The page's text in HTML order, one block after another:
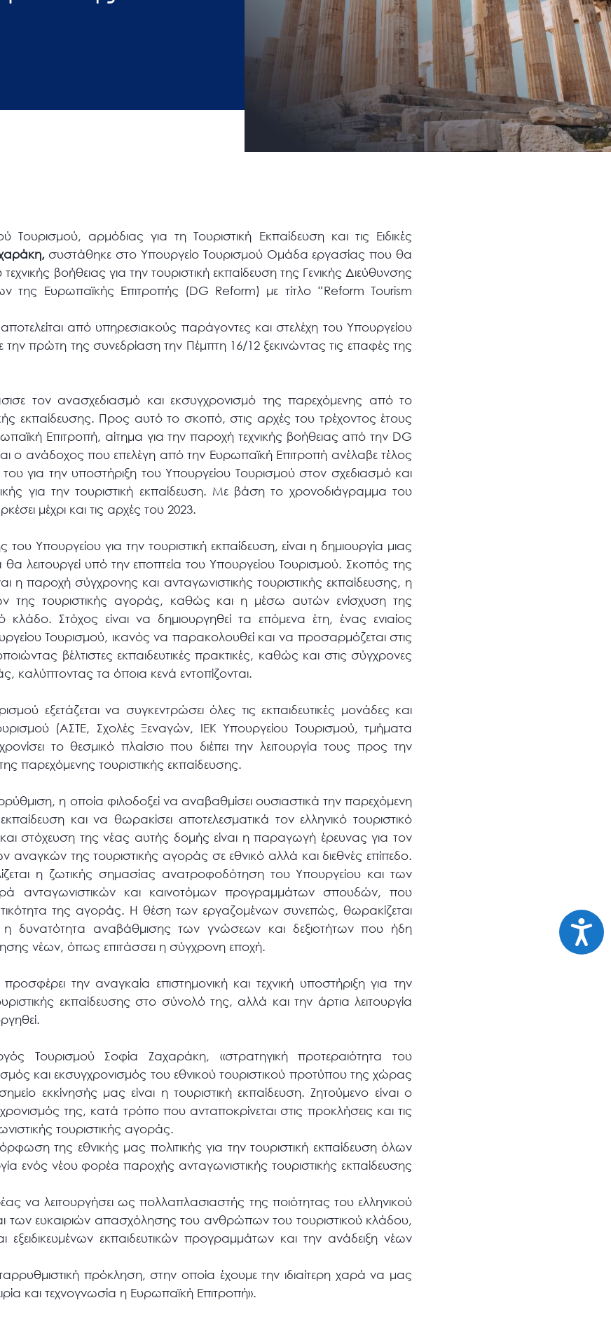
αρμόδιας για τη Τουριστική Εκπαίδευση και τις Ειδικές
συστάθηκε στο Υπουργείο Τουρισμού Ομάδα εργασίας που θα
βοήθειας για την τουριστική εκπαίδευση της Γενικής Διεύθυνσης
της Ευρωπαϊκής Επιτροπής (DG Reform) με τίτλο “Reform Tourism
από υπηρεσιακούς παράγοντες και στελέχη του Υπουργείου
πρώτη της συνεδρίαση την Πέμπτη 16/12 ξεκινώντας τις επαφές της
τον ανασχεδιασμό και εκσυγχρονισμό της παρεχόμενης από το
εκπαίδευσης. Προς αυτό το σκοπό, στις αρχές του τρέχοντος έτους
Επιτροπή, αίτημα για την παροχή τεχνικής βοήθειας από την DG
ο ανάδοχος που επελέγη από την Ευρωπαϊκή Επιτροπή ανέλαβε τέλος
του για την υποστήριξη του Υπουργείου Τουρισμού στον σχεδιασμό και
για την τουριστική εκπαίδευση. Με βάση το χρονοδιάγραμμα του
μέχρι και τις αρχές του 2023.
του Υπουργείου για την τουριστική εκπαίδευση, είναι η δημιουργία μιας
λειτουργεί υπό την εποπτεία του Υπουργείου Τουρισμού. Σκοπός της
η παροχή σύγχρονης και ανταγωνιστικής τουριστικής εκπαίδευσης, η
της τουριστικής αγοράς, καθώς και η μέσω αυτών ενίσχυση της
κλάδο. Στόχος είναι να δημιουργηθεί τα επόμενα έτη, ένας ενιαίος
Τουρισμού, ικανός να παρακολουθεί και να προσαρμόζεται στις
βέλτιστες εκπαιδευτικές πρακτικές, καθώς και στις σύγχρονες
καλύπτοντας τα όποια κενά εντοπίζονται.
εξετάζεται να συγκεντρώσει όλες τις εκπαιδευτικές μονάδες και
(ΑΣΤΕ, Σχολές Ξεναγών, ΙΕΚ Υπουργείου Τουρισμού, τμήματα
το θεσμικό πλαίσιο που διέπει την λειτουργία τους προς την
παρεχόμενης τουριστικής εκπαίδευσης.
η οποία φιλοδοξεί να αναβαθμίσει ουσιαστικά την παρεχόμενη
και να θωρακίσει αποτελεσματικά τον ελληνικό τουριστικό
στόχευση της νέας αυτής δομής είναι η παραγωγή έρευνας για τον
της τουριστικής αγοράς σε εθνικό αλλά και διεθνές επίπεδο.
η ζωτικής σημασίας ανατροφοδότηση του Υπουργείου και των
ανταγωνιστικών και καινοτόμων προγραμμάτων σπουδών, που
της αγοράς. Η θέση των εργαζομένων συνεπώς, θωρακίζεται
η δυνατότητα αναβάθμισης των γνώσεων και δεξιοτήτων που ήδη
νέων, όπως επιτάσσει η σύγχρονη εποχή.
την αναγκαία επιστημονική και τεχνική υποστήριξη για την
εκπαίδευσης στο σύνολό της, αλλά και την άρτια λειτουργία
Τουρισμού Σοφία Ζαχαράκη, «στρατηγική προτεραιότητα του
και εκσυγχρονισμός του εθνικού τουριστικού προτύπου της χώρας
εκκίνησής μας είναι η τουριστική εκπαίδευση. Ζητούμενο είναι ο
της, κατά τρόπο που ανταποκρίνεται στις προκλήσεις και τις
τουριστικής αγοράς.
της εθνικής μας πολιτικής για την τουριστική εκπαίδευση όλων
ενός νέου φορέα παροχής ανταγωνιστικής τουριστικής εκπαίδευσης
να λειτουργήσει ως πολλαπλασιαστής της ποιότητας του ελληνικού
των ευκαιριών απασχόλησης του ανθρώπων του τουριστικού κλάδου,
εκπαιδευτικών προγραμμάτων και την ανάδειξη νέων
πρόκληση, στην οποία έχουμε την ιδιαίτερη χαρά να μας
και τεχνογνωσία η Ευρωπαϊκή Επιτροπή».